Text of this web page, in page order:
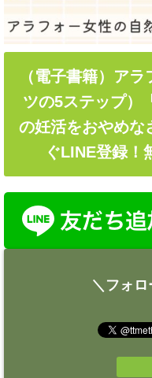
（電子書籍）ア
ツの5ステップ）
の妊活をおやめ
ぐLINE登録！
＼フォ